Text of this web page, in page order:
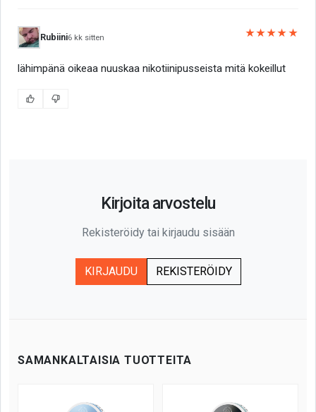
Rubiini6 kk sitten ★★★★★
lähimpänä oikeaa nuuskaa nikotiinipusseista mitä kokeillut
Kirjoita arvostelu
Rekisteröidy tai kirjaudu sisään
KIRJAUDU REKISTERÖIDY
SAMANKALTAISIA TUOTTEITA